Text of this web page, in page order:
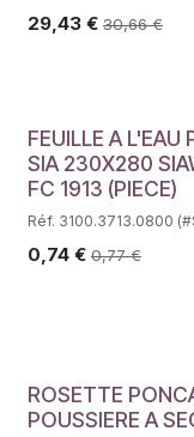
29,43 € 30,66€
FEUILLE A L'EAU
SIA 230X280
FC 1913 (PIECE)
Réf. 3100.3713.0800
0,74 € 0,77€
ROSETTE
POUSSIERE A